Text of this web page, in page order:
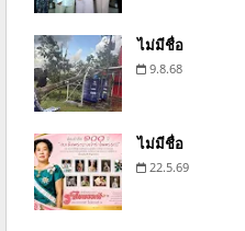
ไม่มีชื่อ
9.8.68
ไม่มีชื่อ
22.5.69